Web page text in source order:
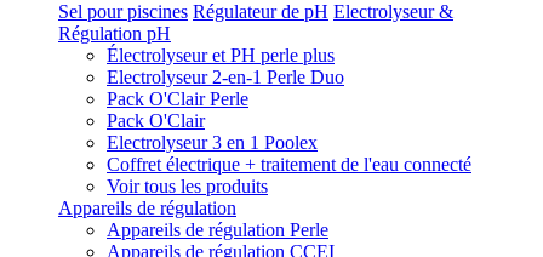
Sel pour piscines Régulateur de pH Electrolyseur &
Régulation pH
Électrolyseur et PH perle plus
Electrolyseur 2-en-1 Perle Duo
Pack O'Clair Perle
Pack O'Clair
Electrolyseur 3 en 1 Poolex
Coffret électrique + traitement de l'eau connecté
Voir tous les produits
Appareils de régulation
Appareils de régulation Perle
Appareils de régulation CCEI